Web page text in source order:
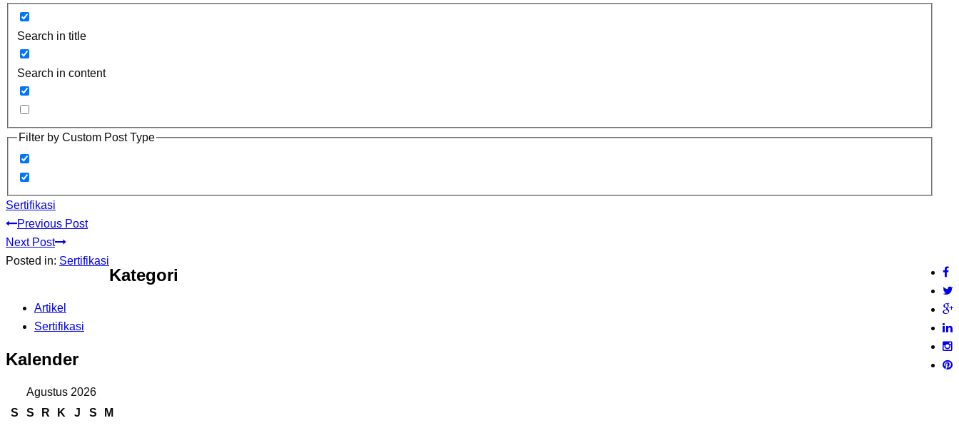
Search in title
Search in content
Filter by Custom Post Type
Sertifikasi
Previous Post
Next Post
Posted in: Sertifikasi
Kategori
Artikel
Sertifikasi
Kalender
Agustus 2026
S
S R K J S M